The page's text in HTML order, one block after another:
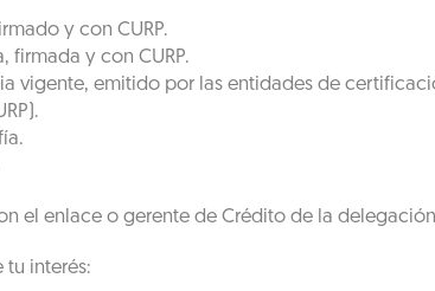
y con CURP.
firmada y con CURP.
vigente, emitido por las entidades de
el enlace o gerente de Crédito de la
tu interés: